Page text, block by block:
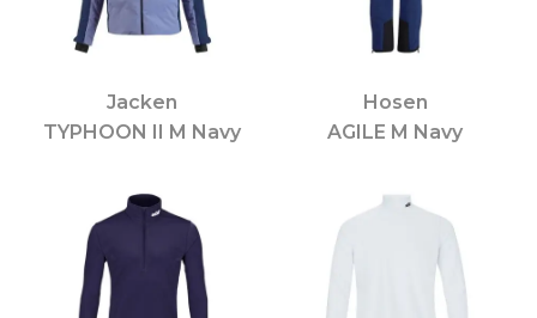
Jacken
TYPHOON II M Navy
Hosen
AGILE M Navy